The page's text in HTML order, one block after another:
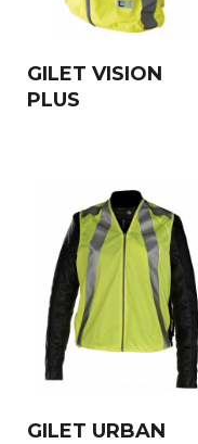
GILET VISION
PLUS
GILET URBAN